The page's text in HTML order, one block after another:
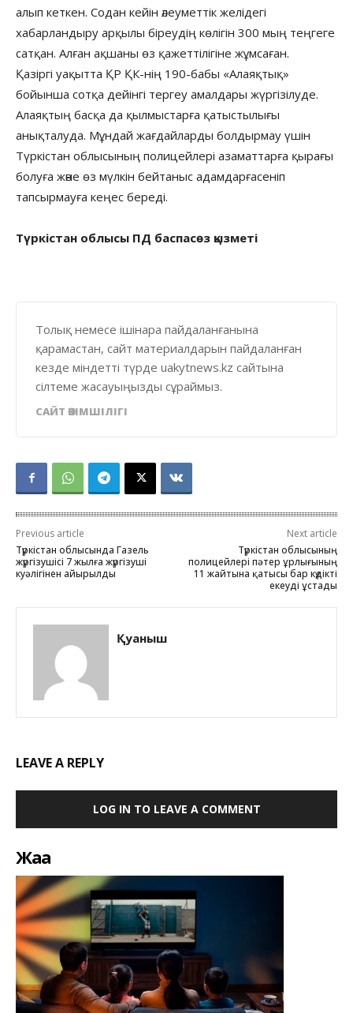
алып кеткен. Содан кейін әлеуметтік желідегі
хабарландыру арқылы біреудің көлігін 300 мың теңгеге
сатқан. Алған ақшаны өз қажеттілігіне жұмсаған.
Қазіргі уақытта ҚР ҚК-нің 190-бабы «Алаяқтық»
бойынша сотқа дейінгі тергеу амалдары жүргізілуде.
Алаяқтың басқа да қылмыстарға қатыстылығы
анықталуда. Мұндай жағдайларды болдырмау үшін
Түркістан облысының полицейлері азаматтарға қырағы
болуға және өз мүлкін бейтаныс адамдарғасеніп
тапсырмауға кеңес береді.
Түркістан облысы ПД баспасөз қызметі
Толық немесе ішінара пайдаланғанына
қарамастан, сайт материалдарын пайдаланған
кезде міндетті түрде uakytnews.kz сайтына
сілтеме жасауыңызды сұраймыз.
САЙТ ӘКІМШІЛІГІ
Previous article
Түркістан облысында Газель
жүргізушісі 7 жылға жүргізуші
куәлігінен айырылды
Next article
Түркістан облысының
полицейлері пәтер ұрлығының
11 жайтына қатысы бар күдікті
екеуді ұстады
Қуаныш
LEAVE A REPLY
LOG IN TO LEAVE A COMMENT
Жаңа